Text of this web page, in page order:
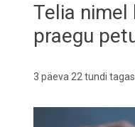
Telia nimel
praegu
3 päeva 22 tundi